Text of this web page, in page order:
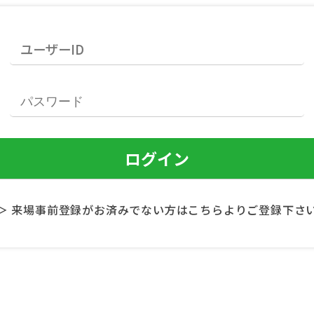
来場事前登録がお済みでない方はこちらよりご登録下さ